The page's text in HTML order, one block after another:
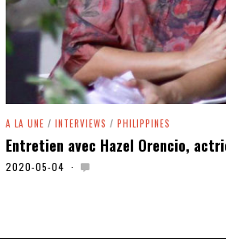
A LA UNE / INTERVIEWS / PHILIPPINES
Entretien avec Hazel Orencio,
2020-05-04